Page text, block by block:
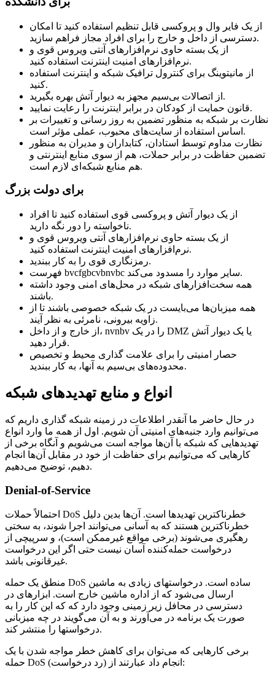
از یک فایر وال و پروکسی قابل تنظیم استفاده کنید تا امکان
دسترسی از داخل و خارج را برای افراد مجاز فراهم سازید.
از یک بسته حاوی نرم‌افزارهای آنتی ویروس قوی و
نرم‌افزارهای امنیت اینترنت استفاده کنید.
از مانیتوینگ برای کنترول ترافیک شبکه و اینترنت استفاده
کنید.
از اتصالات بی‌سیم مجهز به دیوار آتش بهره بگیرید.
قانون حمایت از کودکان در برابر اینترنت را رعایت نمایید.
نظارت بر شبکه به منظور تضمین به روز رسانی و تغییرات بر
اساس استفاده از سایت‌های محبوب، عملی مؤثر است.
نظارت مداوم توسط استادان، کتابداران و مدیران به منظور
تضمین حفاظت در برابر حملات، هم از سوی منابع اینترنتی و
هم منابع شبکه‌ای لازم است.
برای دولت بزرگ
از یک دیوار آتش و پروکسی قوی استفاده کنید تا افراد
ناخواسته را دور نگه دارید.
از یک بسته حاوی نرم‌افزارهای آنتی ویروس قوی و
نرم‌افزارهای امنیت اینترنت استفاده کنید.
رمزنگاری قوی را به کار ببندید.
فهرست bvcfgbcvbnvbc سایر موارد را مسدود می‌کند.
همه سخت‌افزارهای شبکه در محل‌های امنی وجود داشته
باشند.
همه میزبان‌ها می‌بایست در یک شبکه خصوصی باشند تا از
زاویه بیرونی، نامرئی به نظر آیند.
از خارج و از داخل، nvnbv را در یک DMZ یا یک دیوار آتش
قرار دهید.
حصار امنیتی را برای علامت گذاری محیط و تخصیص
محدوده‌های بی‌سیم به آنها، به کار ببندید.
انواع و منابع تهدیدهای شبکه
در حال حاضر ما آنقدر اطلاعات در زمینه شبکه گذاری داریم که
می‌توانیم وارد جنبه‌های امنیتی آن شویم. اول از همه ما وارد انواع
تهدیدهایی که شبکه با آن‌ها مواجه است می‌شویم و آنگاه برخی از
کارهایی که می‌توانیم برای حفاظت از خود در مقابل آن‌ها انجام
دهیم، توضیح می‌دهیم.
Denial-of-Service
احتمالاً حملات DoS خطرناکترین تهدیدها است. آن‌ها بدین دلیل
خطرناکترین هستند که به آسانی می‌توانند اجرا شوند، به سختی
رهگیری می‌شوند (برخی مواقع غیرممکن است)، و سرپیچی از
درخواست حمله‌کننده آسان نیست حتی اگر این درخواست
غیرقانونی باشد.
منطق یک حمله DoS ساده است. درخواستهای زیادی به ماشین
ارسال می‌شود که از اداره ماشین خارج است. ابزارهای در
دسترسی در محافل زیر زمینی وجود دارد که که این کار را به
صورت یک برنامه در می‌آورند و به آن می‌گویند در چه میزبانی
درخواستها را منتشر کند.
برخی کارهایی که می‌توان برای کاهش خطر مواجه شدن با یک
حمله DoS (رد درخواست) انجام داد عبارتند از: